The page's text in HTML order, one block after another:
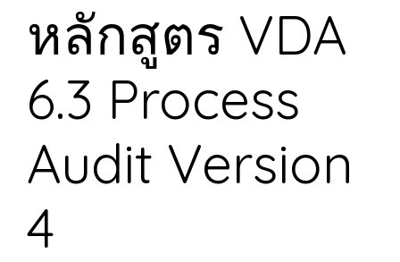
หลักสูตร VDA
6.3 Process
Audit Version
4